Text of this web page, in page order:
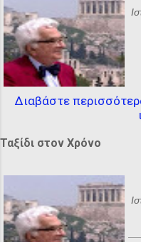
Διαβάστε
Ταξίδι στον Χρόνο